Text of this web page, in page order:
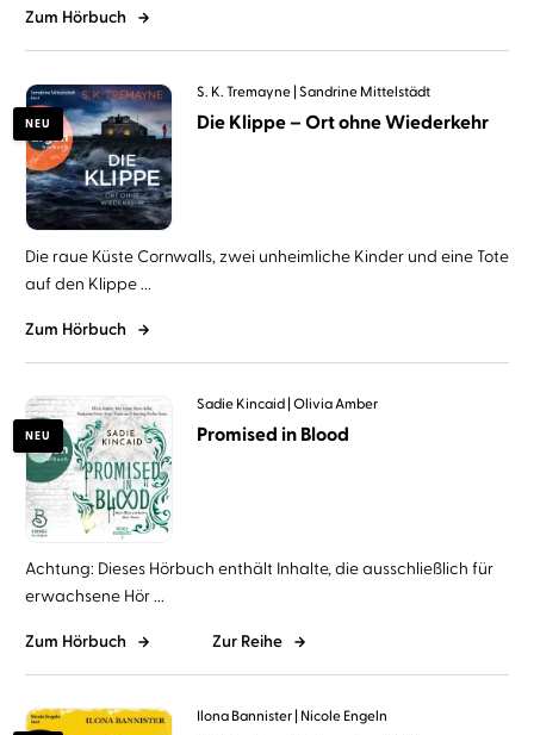
Zum Hörbuch
NEU
S. K. Tremayne Sandrine Mittelstädt
Die Klippe – Ort ohne Wiederkehr
Die raue Küste Cornwalls, zwei unheimliche Kinder und eine Tote
auf den Klippe ...
Zum Hörbuch
NEU
Sadie Kincaid Olivia Amber
Promised in Blood
Achtung: Dieses Hörbuch enthält Inhalte, die ausschließlich für
erwachsene Hör ...
Zum Hörbuch Zur Reihe
Ilona Bannister Nicole Engeln